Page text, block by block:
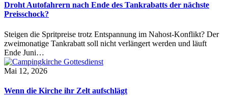
Droht Autofahrern nach Ende des Tankrabatts der nächste
Preisschock?
Steigen die Spritpreise trotz Entspannung im Nahost-Konflikt? Der
zweimonatige Tankrabatt soll nicht verlängert werden und läuft
Ende Juni…
Mai 12, 2026
Wenn die Kirche ihr Zelt aufschlägt